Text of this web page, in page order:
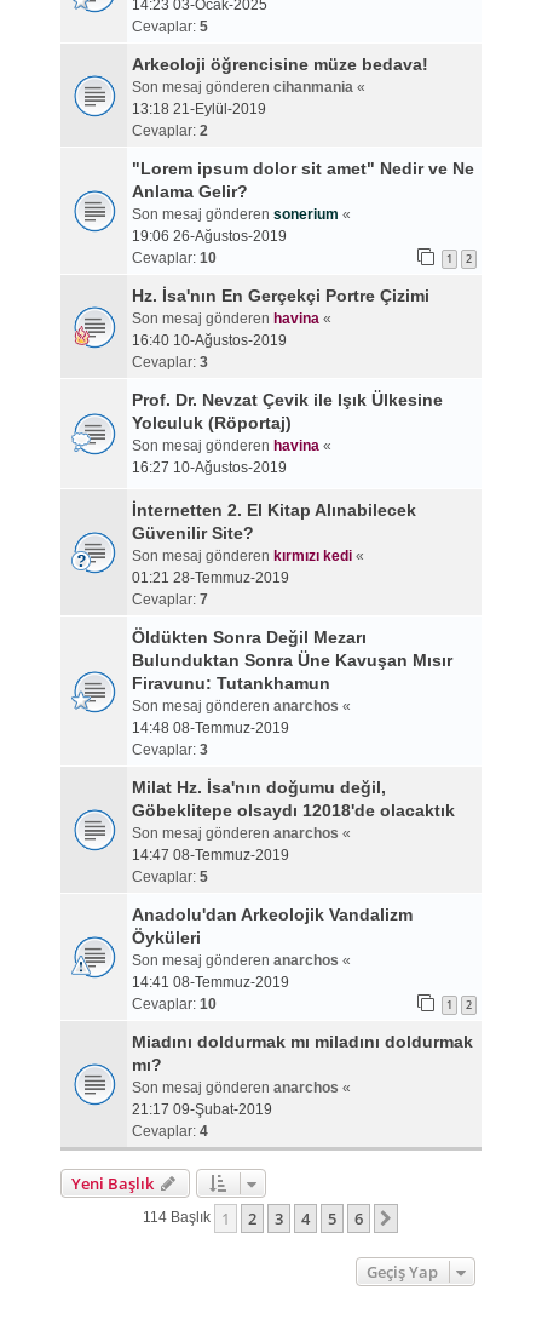
14:23 03-Ocak-2025
Cevaplar: 5
Arkeoloji öğrencisine müze bedava!
Son mesaj gönderen cihanmania«
13:18 21-Eylül-2019
Cevaplar: 2
"Lorem ipsum dolor sit amet" Nedir ve Ne
Anlama Gelir?
Son mesaj gönderen sonerium «
19:06 26-Ağustos-2019
Cevaplar: 10 1 2
Hz. İsa'nın En Gerçekçi Portre Çizimi
Son mesaj gönderen havina«
16:40 10-Ağustos-2019
Cevaplar: 3
Prof. Dr. Nevzat Çevik ile Işık Ülkesine
Yolculuk (Röportaj)
Son mesaj gönderen havina«
16:27 10-Ağustos-2019
İnternetten 2. El Kitap Alınabilecek
Güvenilir Site?
Son mesaj gönderen kırmızı kedi«
01:21 28-Temmuz-2019
Cevaplar: 7
Öldükten Sonra Değil Mezarı
Bulunduktan Sonra Üne Kavuşan Mısır
Firavunu: Tutankhamun
Son mesaj gönderen anarchos «
14:48 08-Temmuz-2019
Cevaplar: 3
Milat Hz. İsa'nın doğumu değil,
Göbeklitepe olsaydı 12018'de olacaktık
Son mesaj gönderen anarchos «
14:47 08-Temmuz-2019
Cevaplar: 5
Anadolu'dan Arkeolojik Vandalizm
Öyküleri
Son mesaj gönderen anarchos «
14:41 08-Temmuz-2019
Cevaplar: 10 1 2
Miadını doldurmak mı miladını doldurmak
mı?
Son mesaj gönderen anarchos «
21:17 09-Şubat-2019
Cevaplar: 4
Yeni Başlık
114 Başlık 1 2 3 4 5 6
Geçiş Yap